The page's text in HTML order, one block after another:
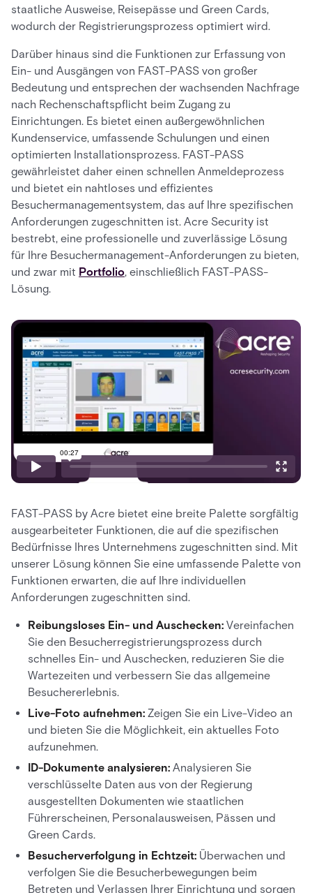
staatliche Ausweise, Reisepässe und Green Cards,
wodurch der Registrierungsprozess optimiert wird.
Darüber hinaus sind die Funktionen zur Erfassung von
Ein- und Ausgängen von FAST-PASS von großer
Bedeutung und entsprechen der wachsenden Nachfrage
nach Rechenschaftspflicht beim Zugang zu
Einrichtungen. Es bietet einen außergewöhnlichen
Kundenservice, umfassende Schulungen und einen
optimierten Installationsprozess. FAST-PASS
gewährleistet daher einen schnellen Anmeldeprozess
und bietet ein nahtloses und effizientes
Besuchermanagementsystem, das auf Ihre spezifischen
Anforderungen zugeschnitten ist. Acre Security ist
bestrebt, eine professionelle und zuverlässige Lösung
für Ihre Besuchermanagement-Anforderungen zu bieten,
und zwar mit Portfolio, einschließlich FAST-PASS-
Lösung.
FAST-PASS by Acre bietet eine breite Palette sorgfältig
ausgearbeiteter Funktionen, die auf die spezifischen
Bedürfnisse Ihres Unternehmens zugeschnitten sind. Mit
unserer Lösung können Sie eine umfassende Palette von
Funktionen erwarten, die auf Ihre individuellen
Anforderungen zugeschnitten sind.
Reibungsloses Ein- und Auschecken: Vereinfachen
Sie den Besucherregistrierungsprozess durch
schnelles Ein- und Auschecken, reduzieren Sie die
Wartezeiten und verbessern Sie das allgemeine
Besuchererlebnis.
Live-Foto aufnehmen: Zeigen Sie ein Live-Video an
und bieten Sie die Möglichkeit, ein aktuelles Foto
aufzunehmen.
ID-Dokumente analysieren: Analysieren Sie
verschlüsselte Daten aus von der Regierung
ausgestellten Dokumenten wie staatlichen
Führerscheinen, Personalausweisen, Pässen und
Green Cards.
Besucherverfolgung in Echtzeit: Überwachen und
verfolgen Sie die Besucherbewegungen beim
Betreten und Verlassen Ihrer Einrichtung und sorgen